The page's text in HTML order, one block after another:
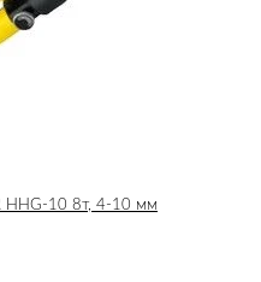
HHG-10 8т, 4-10 мм